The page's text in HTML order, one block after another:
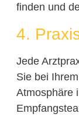
finden und
4.
Jede
Sie bei
Atmosphäre